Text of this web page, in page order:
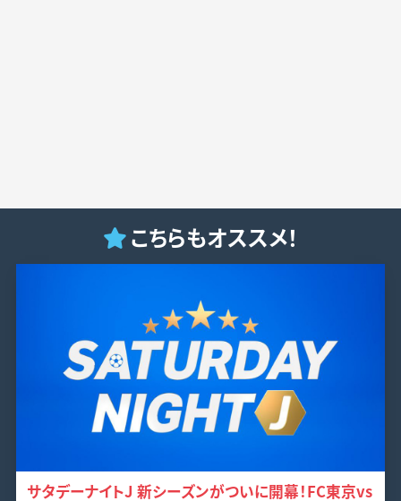
こちらもオススメ！
サタデーナイトJ 新シーズンがついに開幕！FC東京vs